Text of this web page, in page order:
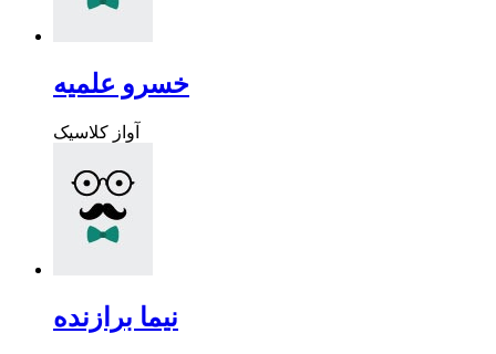
خسرو علمیه
آواز کلاسیک
نیما برازنده